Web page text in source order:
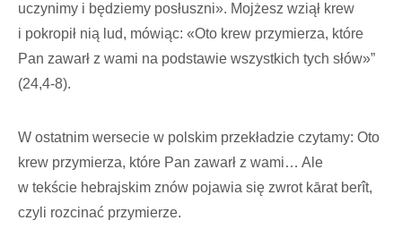
uczynimy i będziemy posłuszni». Mojżesz wziął krew
i pokropił nią lud, mówiąc: «Oto krew przymierza, które
Pan zawarł z wami na podstawie wszystkich tych słów»”
(24,4-8).
W ostatnim wersecie w polskim przekładzie czytamy: Oto
krew przymierza, które Pan zawarł z wami… Ale
w tekście hebrajskim znów pojawia się zwrot kārat berît,
czyli rozcinać przymierze.